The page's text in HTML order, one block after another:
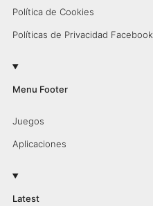
Política de Cookies
Políticas de Privacidad Facebook
Menu Footer
Juegos
Aplicaciones
Latest